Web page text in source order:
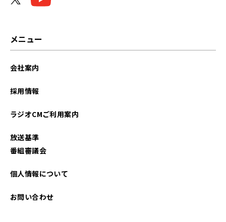
メニュー
会社案内
採用情報
ラジオCMご利用案内
放送基準
番組審議会
個人情報について
お問い合わせ